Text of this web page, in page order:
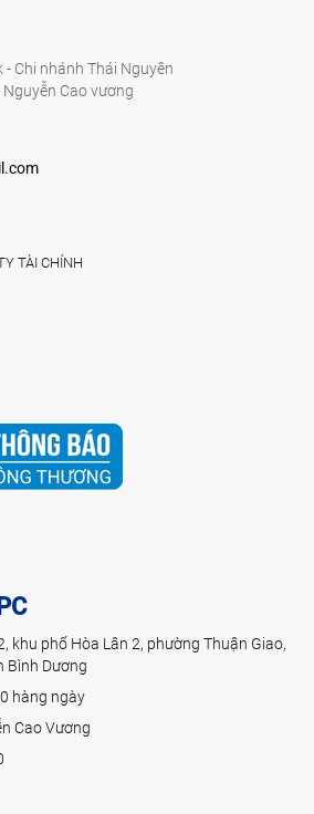
Chi nhánh Thái Nguyên
Cao vương
TÀI CHÍNH
khu phố Hòa Lân 2, phường Thuận Giao,
Bình Dương
hàng ngày
Cao Vương